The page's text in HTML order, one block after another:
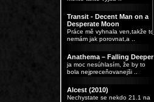
Transit - Decent Man on a
Desperate Moon
Práce mě vyhnala ven,takže to
nemám jak porovnat,a ..
Anathema – Falling Deeper
ja moc nesúhlasím, že by to
bola nejpreceňovanejši ..
Alcest (2010)
Nechystate se nekdo 21.1 na